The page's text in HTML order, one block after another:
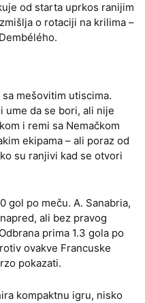
od starta uprkos ranijim
o rotaciji na krilima –
mešovitim utiscima.
ume da se bori, ali nije
i remi sa Nemačkom
ekipama – ali poraz od
su ranjivi kad se otvori
gol po meču. A. Sanabria,
ali bez pravog
prima 1.3 gola po
ovakve Francuske
pokazati.
kompaktnu igru, nisko